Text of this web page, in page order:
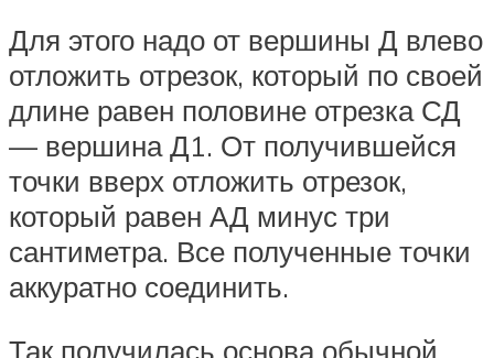
Для этого надо от вершины Д влево
отложить отрезок, который по своей
длине равен половине отрезка СД
— вершина Д1. От получившейся
точки вверх отложить отрезок,
который равен АД минус три
сантиметра. Все полученные точки
аккуратно соединить.
Так получилась основа обычной